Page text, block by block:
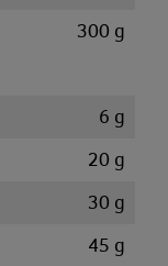
300 g
6 g
20 g
30 g
45 g